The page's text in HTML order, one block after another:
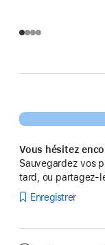
Vous hésitez
Sauvegardez vos
tard, ou partagez-
Enregistrer